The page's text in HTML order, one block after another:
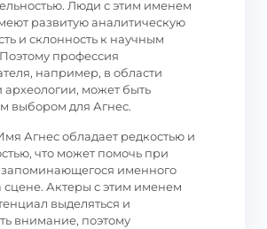
Люди с этим именем
развитую аналитическую
и склонность к научным
профессия
например, в области
археологии, может быть
выбором для Агнес.
Агнес обладает редкостью и
что может помочь при
именного
сцене. Актеры с этим именем
выделяться и
внимание, поэтому